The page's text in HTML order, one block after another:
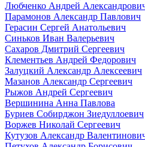
Любченко Андрей
Парамонов Александр Павлович
Герасин Сергей Анатольевич
Синьков Иван Валерьевич
Сахаров Дмитрий Сергеевич
Клементьев Андрей Федорович
Залуцкий Александр Алексеевич
Мазанов Александр Сергеевич
Рыжов Андрей Сергеевич
Вершинина Анна Павлова
Буриев Собирджон Зиедуллоевич
Воржев Николай Сергеевич
Кутузов Александр